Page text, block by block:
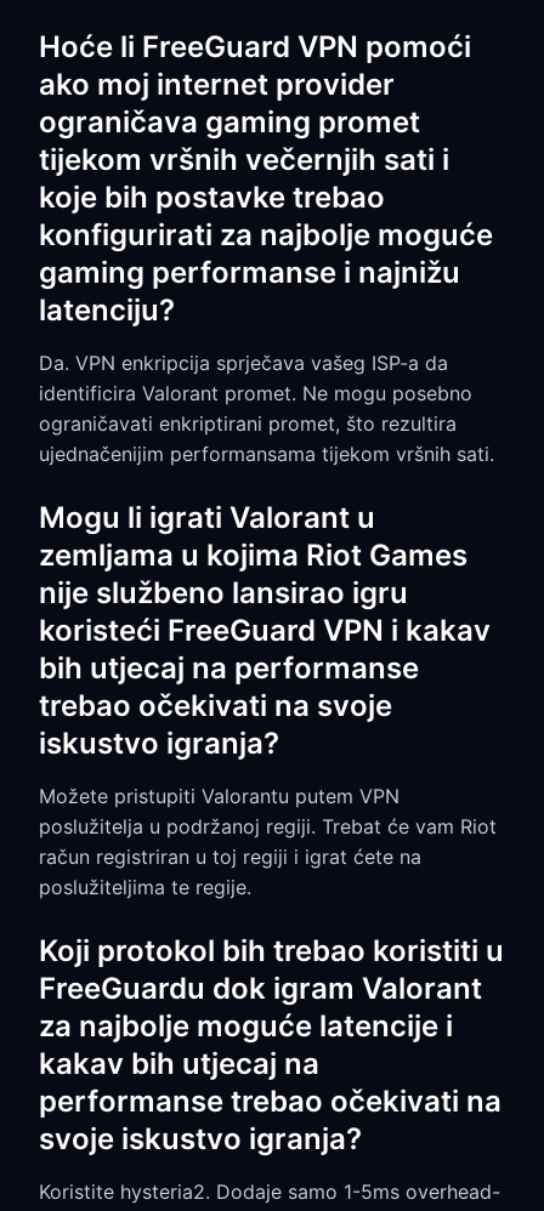
Hoće li FreeGuard VPN pomoći
ako moj internet provider
ograničava gaming promet
tijekom vršnih večernjih sati i
koje bih postavke trebao
konfigurirati za najbolje moguće
gaming performanse i najnižu
latenciju?
Da. VPN enkripcija sprječava vašeg ISP-a da
identificira Valorant promet. Ne mogu posebno
ograničavati enkriptirani promet, što rezultira
ujednačenijim performansama tijekom vršnih sati.
Mogu li igrati Valorant u
zemljama u kojima Riot Games
nije službeno lansirao igru
koristeći FreeGuard VPN i kakav
bih utjecaj na performanse
trebao očekivati na svoje
iskustvo igranja?
Možete pristupiti Valorantu putem VPN
poslužitelja u podržanoj regiji. Trebat će vam Riot
račun registriran u toj regiji i igrat ćete na
poslužiteljima te regije.
Koji protokol bih trebao koristiti u
FreeGuardu dok igram Valorant
za najbolje moguće latencije i
kakav bih utjecaj na
performanse trebao očekivati na
svoje iskustvo igranja?
Koristite hysteria2. Dodaje samo 1-5ms overhead-